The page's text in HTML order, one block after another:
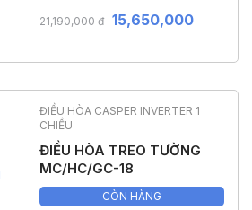
21,190,000 đ 15,650,000
ĐIỀU HÒA CASPER INVERTER 1
CHIỀU
ĐIỀU HÒA TREO TƯỜNG
MC/HC/GC-18
CÒN HÀNG